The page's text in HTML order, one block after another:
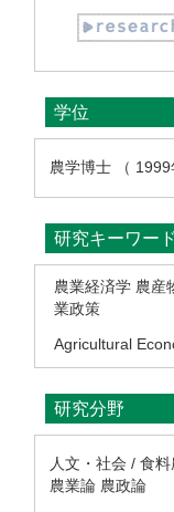
学位
農学博士 （
研究キーワード
農業経済学 農産
業政策
Agricultural
研究分野
人文・社会 / 食
農業論 農政論